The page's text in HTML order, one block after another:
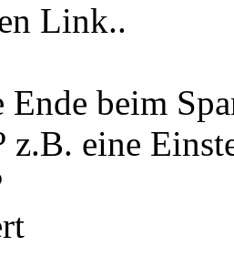
Link..
Ende beim
z.B. eine